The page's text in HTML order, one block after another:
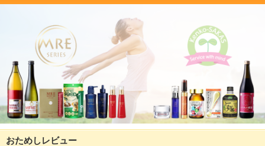
おためしレビュー